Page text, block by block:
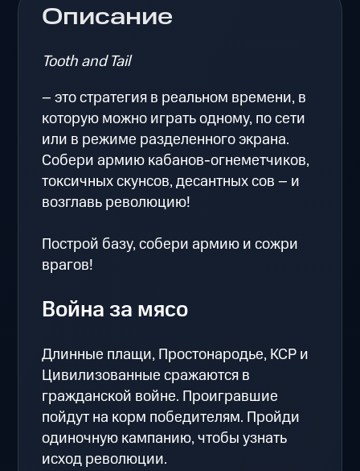
Описание
Tooth and Tail
– это стратегия в реальном времени, в
которую можно играть одному, по сети
или в режиме разделенного экрана.
Собери армию кабанов-огнеметчиков,
токсичных скунсов, десантных сов – и
возглавь революцию!
Построй базу, собери армию и сожри
врагов!
Война за мясо
Длинные плащи, Простонародье, КСР и
Цивилизованные сражаются в
гражданской войне. Проигравшие
пойдут на корм победителям. Пройди
одиночную кампанию, чтобы узнать
исход революции.